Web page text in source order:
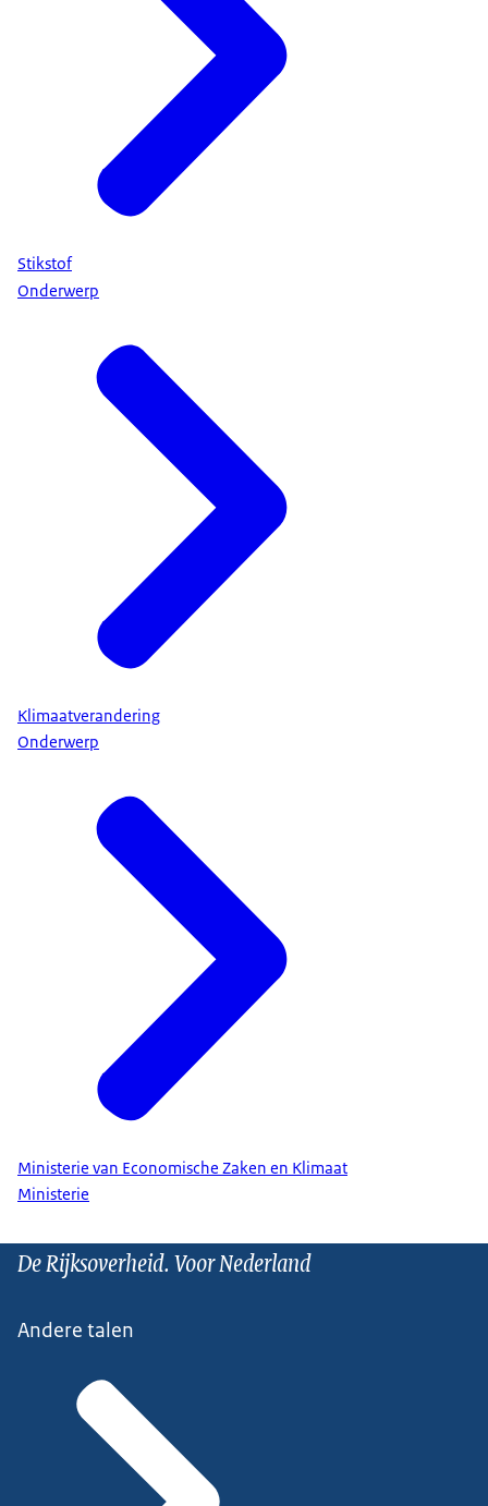
Stikstof
Onderwerp
Klimaatverandering
Onderwerp
Ministerie van Economische Zaken en Klimaat
Ministerie
De Rijksoverheid. Voor Nederland
Andere talen